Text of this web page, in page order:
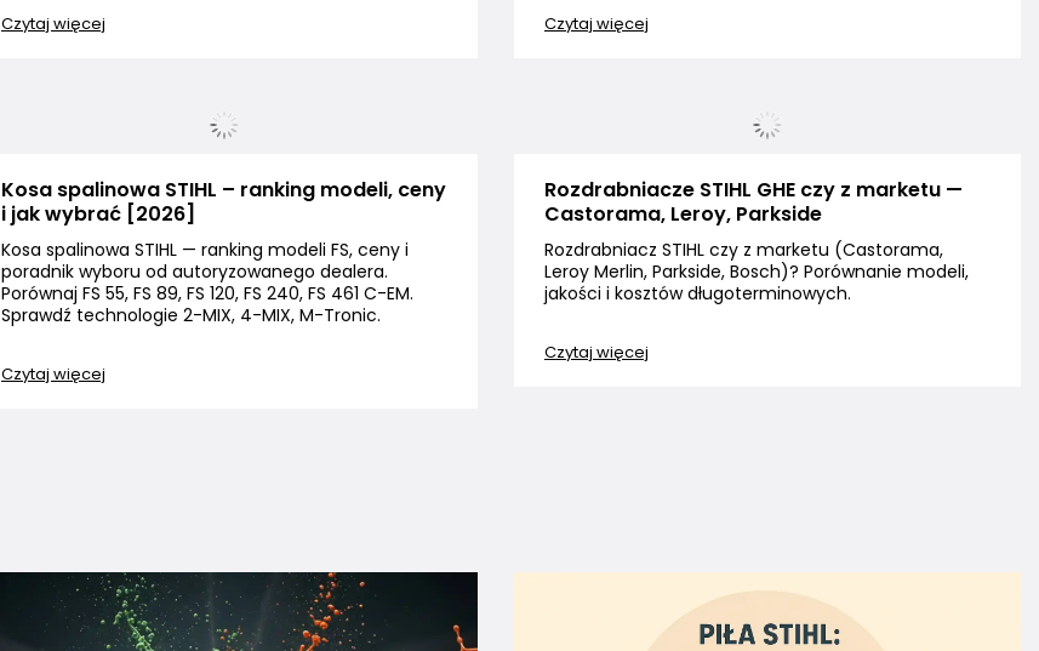
Czytaj więcej Czytaj więcej
Kosa spalinowa STIHL – ranking modeli, ceny
i jak wybrać [2026]
Kosa spalinowa STIHL — ranking modeli FS, ceny i
poradnik wyboru od autoryzowanego dealera.
Porównaj FS 55, FS 89, FS 120, FS 240, FS 461 C-EM.
Sprawdź technologie 2-MIX, 4-MIX, M-Tronic.
Czytaj więcej
Rozdrabniacze STIHL GHE czy z marketu —
Castorama, Leroy, Parkside
Rozdrabniacz STIHL czy z marketu (Castorama,
Leroy Merlin, Parkside, Bosch)? Porównanie modeli,
jakości i kosztów długoterminowych.
Czytaj więcej